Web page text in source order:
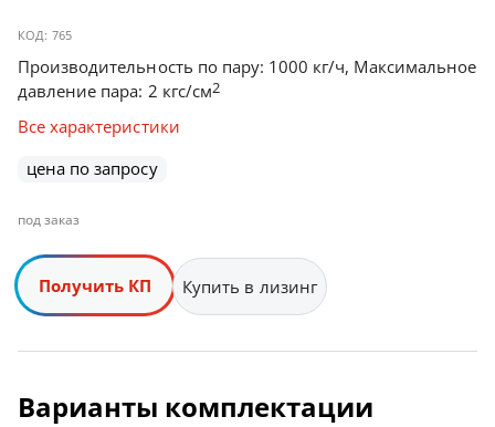
КОД: 765
Производительность по пару: 1000 кг/ч, Максимальное
давление пара: 2 кгс/см2
Все характеристики
цена по запросу
под заказ
Получить КП Купить в лизинг
Варианты комплектации